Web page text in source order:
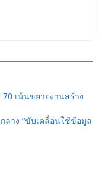
เน้นขยายงานสร้าง
ลาง “ขับเคลื่อนใช้ข้อมูล